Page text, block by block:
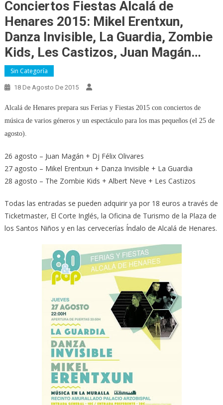
Conciertos Fiestas Alcalá de
Henares 2015: Mikel Erentxun,
Danza Invisible, La Guardia, Zombie
Kids, Les Castizos, Juan Magán…
Sin Categoría
18 De Agosto De 2015
Alcalá de Henares prepara sus Ferias y Fiestas 2015 con conciertos de
música de varios géneros y un espectáculo para los mas pequeños (el 25 de
agosto).
26 agosto – Juan Magán + Dj Félix Olivares
27 agosto – Mikel Erentxun + Danza Invisible + La Guardia
28 agosto – The Zombie Kids + Albert Neve + Les Castizos
Todas las entradas se pueden adquirir ya por 18 euros a través de
Ticketmaster, El Corte Inglés, la Oficina de Turismo de la Plaza de
los Santos Niños y en las cervecerías Índalo de Alcalá de Henares.